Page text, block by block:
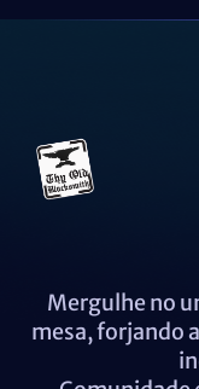
Mergulhe no
mesa, forjando